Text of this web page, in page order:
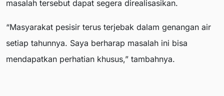
masalah tersebut dapat segera direalisasikan.
“Masyarakat pesisir terus terjebak dalam genangan air
setiap tahunnya. Saya berharap masalah ini bisa
mendapatkan perhatian khusus,” tambahnya.